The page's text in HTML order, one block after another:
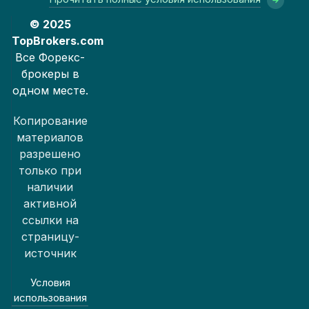
© 2025
TopBrokers.com
Все Форекс-
брокеры в
одном месте.
Копирование
материалов
разрешено
только при
наличии
активной
ссылки на
страницу-
источник
Условия
использования